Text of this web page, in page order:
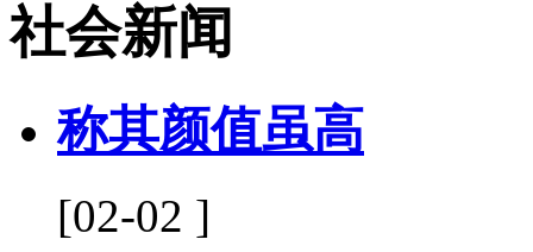
社会新闻
称其颜值虽高
[02-02 ]